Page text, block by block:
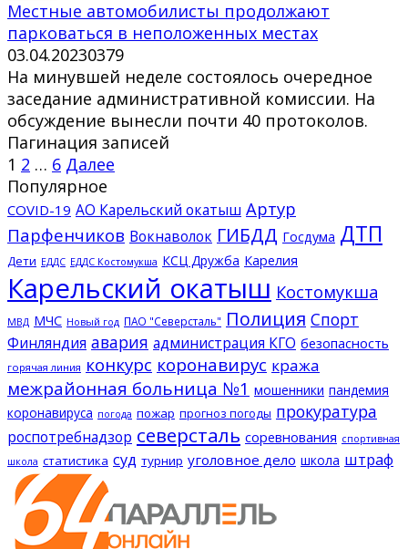
Местные автомобилисты продолжают
парковаться в неположенных местах
03.04.20230379
На минувшей неделе состоялось очередное
заседание административной комиссии. На
обсуждение вынесли почти 40 протоколов.
Пагинация записей
1 2 … 6 Далее
Популярное
COVID-19 АО Карельский окатыш Артур
Парфенчиков Вокнаволок ГИБДД Госдума ДТП
Дети ЕДДС ЕДДС Костомукша КСЦ Дружба Карелия
Карельский окатыш Костомукша
МВД МЧС Новый год ПАО "Северсталь" Полиция Спорт
Финляндия авария администрация КГО безопасность
горячая линия конкурс коронавирус кража
межрайонная больница №1 мошенники пандемия
коронавируса погода пожар прогноз погоды прокуратура
роспотребнадзор северсталь соревнования спортивная
школа статистика суд турнир уголовное дело школа штраф